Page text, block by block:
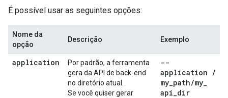
É possível usar as seguintes opções:
Nome da
opção
Descrição Exemplo
application
Por padrão, a ferramenta
gera da API de back-end
no diretório atual.
Se você quiser gerar
--
application /
my_path/my_
api_dir